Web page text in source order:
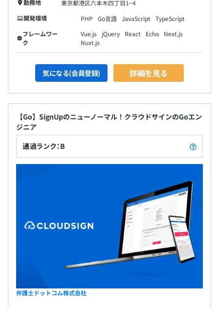
勤務地
東京都港区六本木四丁目1−4
開発環境
PHP Go言語 JavaScript
TypeScript
フレームワー
ク
Vue.js jQuery React Echo
Next.js
Nuxt.js
気になる(会員登録) 詳細を見る
【Go】SignUpのニューノーマル！クラウドサインのGoエン
ジニア
通過ランク：B
弁護士ドットコム株式会社